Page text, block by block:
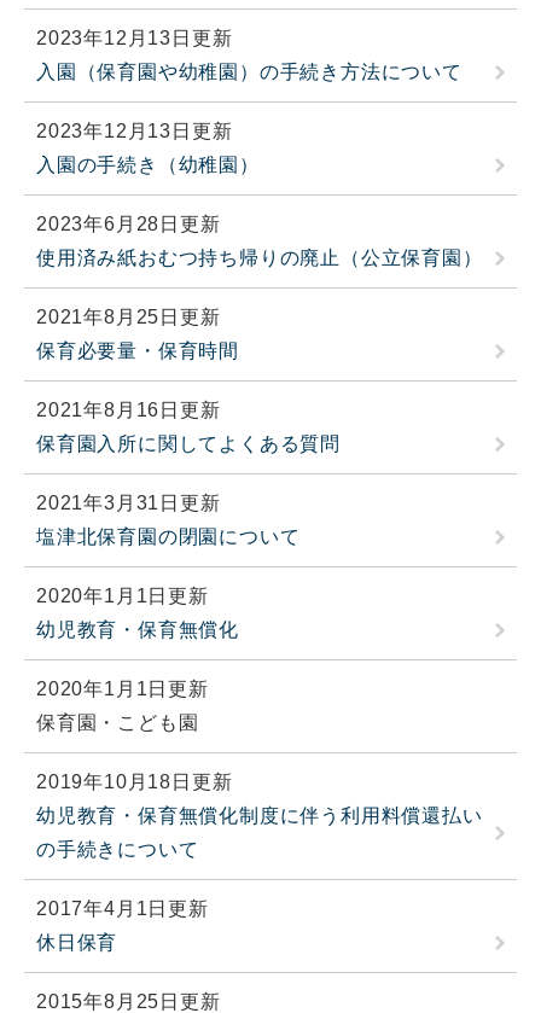
2023年12月13日更新
入園（保育園や幼稚園）の手続き方法について
2023年12月13日更新
入園の手続き（幼稚園）
2023年6月28日更新
使用済み紙おむつ持ち帰りの廃止（公立保育園）
2021年8月25日更新
保育必要量・保育時間
2021年8月16日更新
保育園入所に関してよくある質問
2021年3月31日更新
塩津北保育園の閉園について
2020年1月1日更新
幼児教育・保育無償化
2020年1月1日更新
保育園・こども園
2019年10月18日更新
幼児教育・保育無償化制度に伴う利用料償還払い
の手続きについて
2017年4月1日更新
休日保育
2015年8月25日更新